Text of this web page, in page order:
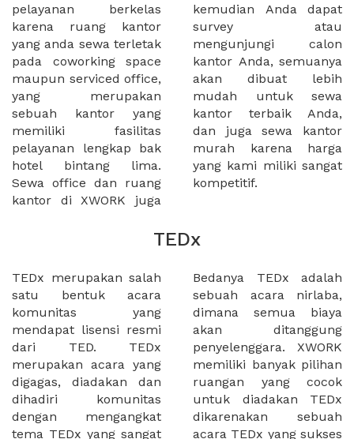
pelayanan berkelas
karena ruang kantor
yang anda sewa terletak
pada coworking space
maupun serviced office,
yang merupakan
sebuah kantor yang
memiliki fasilitas
pelayanan lengkap bak
hotel bintang lima.
Sewa office dan ruang
kantor di XWORK juga
kemudian Anda dapat
survey atau
mengunjungi calon
kantor Anda, semuanya
akan dibuat lebih
mudah untuk sewa
kantor terbaik Anda,
dan juga sewa kantor
murah karena harga
yang kami miliki sangat
kompetitif.
TEDx
TEDx merupakan salah
satu bentuk acara
komunitas yang
mendapat lisensi resmi
dari TED. TEDx
merupakan acara yang
digagas, diadakan dan
dihadiri komunitas
dengan mengangkat
tema TEDx yang sangat
Bedanya TEDx adalah
sebuah acara nirlaba,
dimana semua biaya
akan ditanggung
penyelenggara. XWORK
memiliki banyak pilihan
ruangan yang cocok
untuk diadakan TEDx
dikarenakan sebuah
acara TEDx yang sukses